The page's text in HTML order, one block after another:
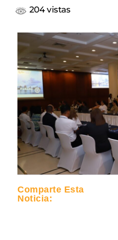
204 vistas
Comparte Esta
Noticia: